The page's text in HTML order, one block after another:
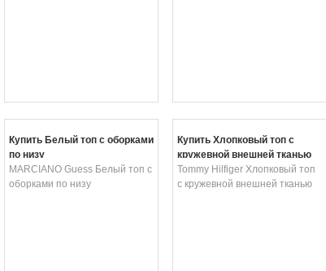
Купить Белый топ с оборками
по низу
MARCIANO Guess Белый топ с
оборками по низу
Купить Хлопковый топ с
кружевной внешней тканью
Tommy Hilfiger Хлопковый топ
с кружевной внешней тканью